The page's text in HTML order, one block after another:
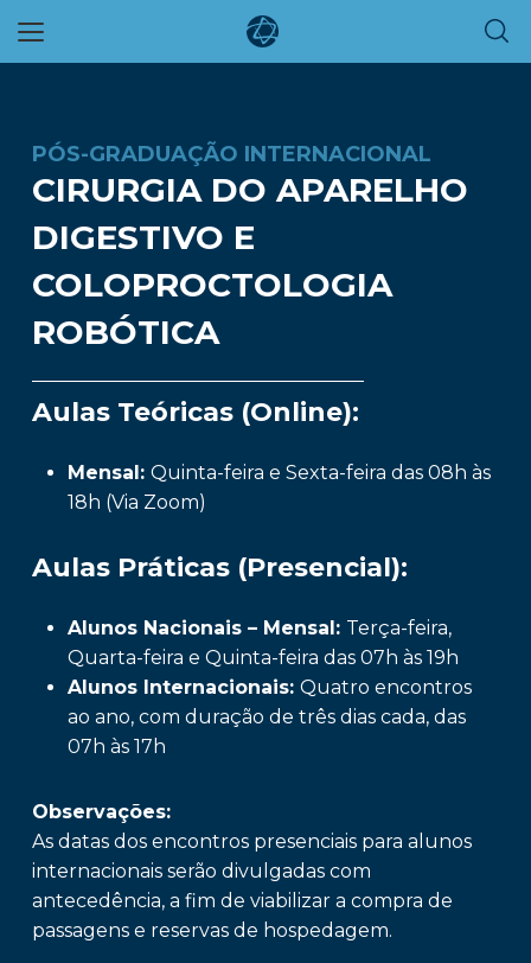
to
PÓS-GRADUAÇÃO INTERNACIONAL
CIRURGIA DO APARELHO
DIGESTIVO E
COLOPROCTOLOGIA
ROBÓTICA
Aulas Teóricas (Online):
Mensal:Quinta-feira e Sexta-feira das 08h às
18h (Via Zoom)
Aulas Práticas (Presencial):
Alunos Nacionais – Mensal: Terça-feira,
Quarta-feira e Quinta-feira das 07h às 19h
Alunos Internacionais:Quatro encontros
ao ano, com duração de três dias cada, das
07h às 17h
Observações:
As datas dos encontros presenciais para alunos
internacionais serão divulgadas com
antecedência, a fim de viabilizar a compra de
passagens e reservas de hospedagem.